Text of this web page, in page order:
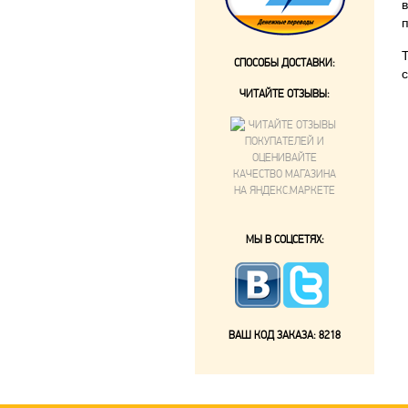
СПОСОБЫ ДОСТАВКИ:
ЧИТАЙТЕ ОТЗЫВЫ:
МЫ В СОЦСЕТЯХ:
ВАШ КОД ЗАКАЗА: 8218